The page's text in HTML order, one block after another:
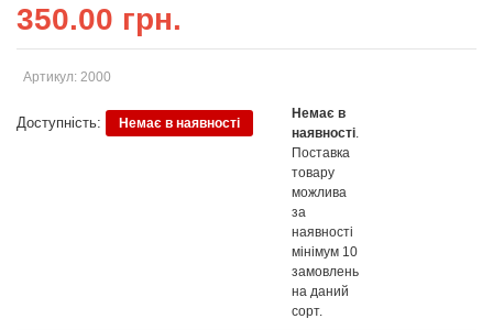
350.00 грн.
Артикул: 2000
Доступність: Немає в наявності
Немає в
наявності
Поставка
товару
можлива
за
наявності
мінімум 10
замовлень
на даний
сорт.